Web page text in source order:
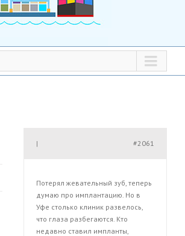
#2061
|
Потерял жевательный зуб, теперь
думаю про имплантацию. Но в
Уфе столько клиник развелось,
что глаза разбегаются. Кто
недавно ставил импланты,